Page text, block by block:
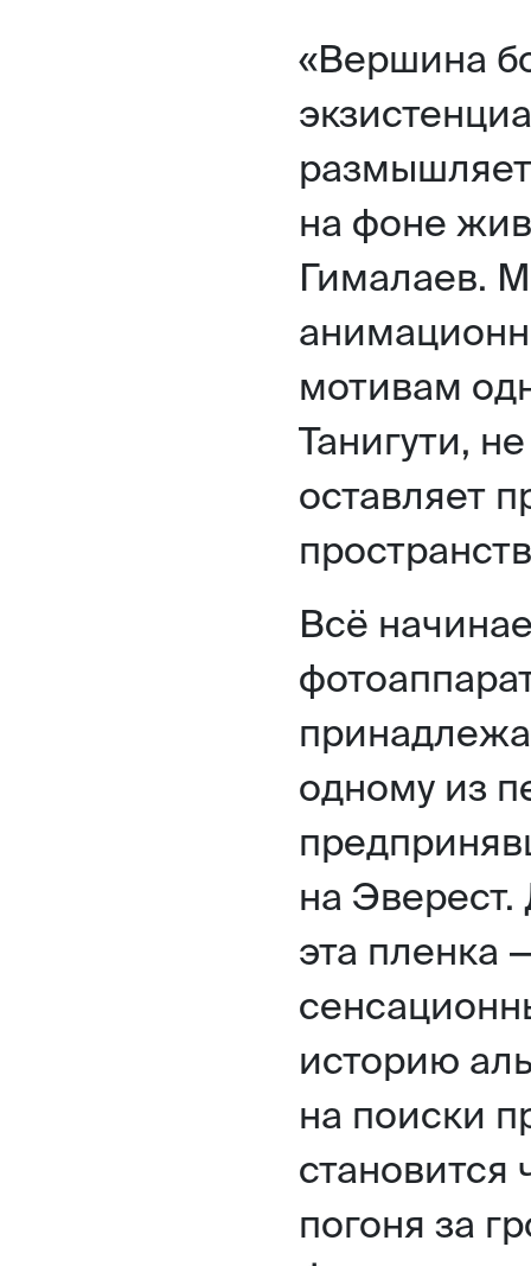
«Вершина
на фоне
Гималаев.
мотивам
Танигути,
оставляет
Всё
одному из
на
эта пленка
историю
на поиски
погоня за